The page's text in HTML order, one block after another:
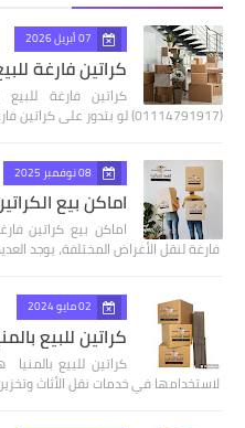
07 أبريل 2026
كراتين فارغة للبيع في
كراتين فارغة
(01114791917) لو بتدور على كراتين فارغة بجودة عالية …
08 نوفمبر 2025
اماكن بيع
اماكن بيع كراتين
فارغة لنقل الأغراض المختلفة، يوجد
02 مايو 2024
كراتين للبيع بالمنيا
كراتين للبيع
لاستخدامها في خدمات نقل الأثاث